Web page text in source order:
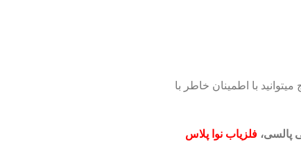
با اطمینان خاطر با
پالسی، فلزیاب نوا پلاس